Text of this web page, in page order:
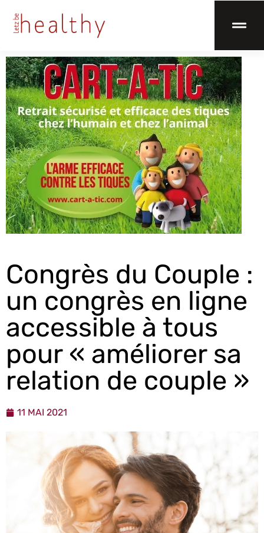
Congrès du Couple :
un congrès en ligne
accessible à tous
pour « améliorer sa
relation de couple »
11 MAI 2021